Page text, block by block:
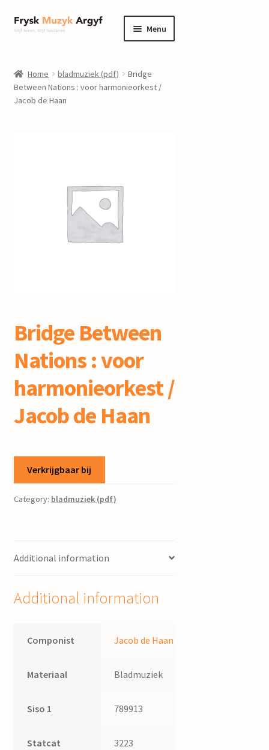
Ga
door
navigatie
Ga
naar
inhoud
Menu
informatie
Submenu
Home bladmuziek (pdf)
Bridge
Between Nations : voor harmonieorkest /
Jacob de Haan
Bridge Between
Nations : voor
harmonieorkest /
Jacob de Haan
Verkrijgbaar bij
Category: bladmuziek (pdf)
Additional information
Additional information
Componist Jacob de Haan
Materiaal Bladmuziek
Siso 1 789913
Statcat 3223